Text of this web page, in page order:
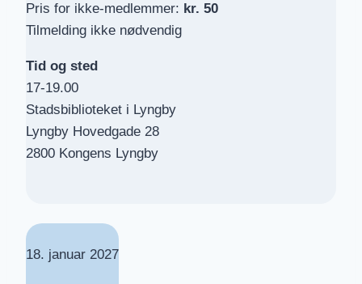
Pris for ikke-medlemmer: kr. 50
Tilmelding ikke nødvendig
Tid og sted
17-19.00
Stadsbiblioteket i Lyngby
Lyngby Hovedgade 28
2800 Kongens Lyngby
18. januar 2027